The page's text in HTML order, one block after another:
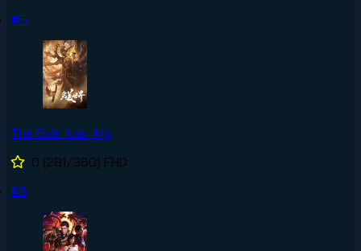
#5
Thế Giới Hoàn Mỹ
0 (281/360) FHD
#6